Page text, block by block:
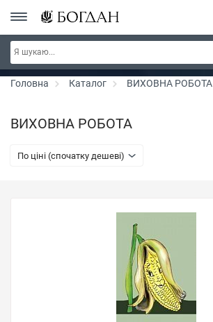
РОЗПРОДАЖ ~ 150 грн ~ 200 грн ~ 250 грн ~
300 грн ~ РОЗПРОДАЖ
Головна Каталог ВИХОВНА РОБОТА
ВИХОВНА РОБОТА
По ціні (спочатку дешеві)